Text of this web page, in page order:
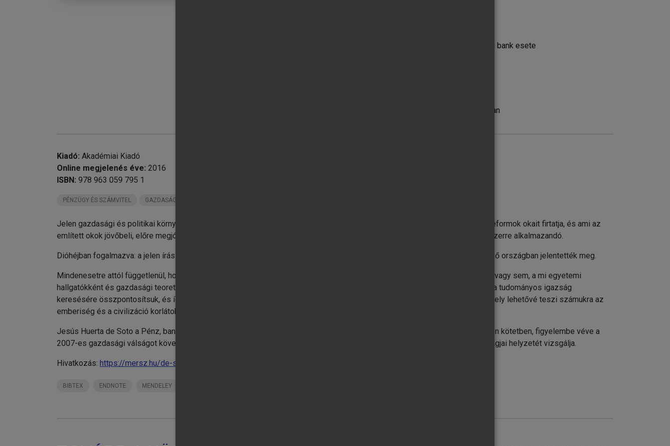
4. A látra szóló betétek banki felhasználása által okozott hatások: egy egyéni bank esete
Hitelexpanzió és ex nihilo betétképzés egy egyedüli, monopolista bankban
6. Néhány további nehézség, ami a szimultán banki expanzió folyamán adódhat
Kilencedik fejezet: A bankreformot célzó javaslat: a 100%-os kötelező tartalék elmélete
Kiadó: Akadémiai Kiadó
Online megjelenés éve: 2016
ISBN: 978 963 059 795 1
PÉNZÜGY ÉS SZÁMVITEL GAZDASÁG
Jelen gazdasági és politikai környezetben nem is lehetne időszerűbb vagy fontosabb e könyv elemzése, ami a válság és a reformok okait firtatja, és ami az
említett okok jövőbeli, előre megjósolható ismételt felmerülésének elkerülése érdekében a jelenlegi banki és pénzügyi rendszerre alkalmazandó.
Dióhéjban fogalmazva: a jelen írás születésével egy időben a könyvet már 13 különböző nyelvre fordították le, és tíz különböző országban jelentették meg.
Mindenesetre attól függetlenül, hogy a jövőben a pozitív előjelek beigazolódnak-e, vagy erőfeszítéseinket siker koronázza-e vagy sem, a mi egyetemi
hallgatókként és gazdasági teoretikusokként vállalt elidegeníthetetlen felelősségünk az, hogy minden erőnket a kutatásra és a tudományos igazság
keresésére összpontosítsuk, és így az eljövendő generációkra olyan ismeret- és alapelvgyűjteményt hagyhassunk örökül, amely lehetővé teszi számukra az
emberiség és a civilizáció korlátok és gátló körülmények nélküli előrejuttatását.
Jesús Huerta de Soto a Pénz, banki hitel és gazdasági ciklusok művének első spanyol, valamint angol kiadásait követően jelen kötetben, figyelembe véve a
2007-es gazdasági válságot követő folyamatokat, nemcsak Spanyolország, hanem az Európai Pénzügyi és Gazdasági Unió tagjai helyzetét vizsgálja.
Hivatkozás: https://mersz.hu/de-soto-penz-banki-hitel-es-gazdasagi-ciklusok//
BIBTEX ENDNOTE MENDELEY